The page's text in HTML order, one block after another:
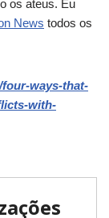
os ateus. Eu
News todos os
ways-that-
with-